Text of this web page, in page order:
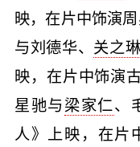
映，在片中饰演
与刘德华、 关之琳
映，在片中饰演
星驰与梁家仁、
人》上映，在片